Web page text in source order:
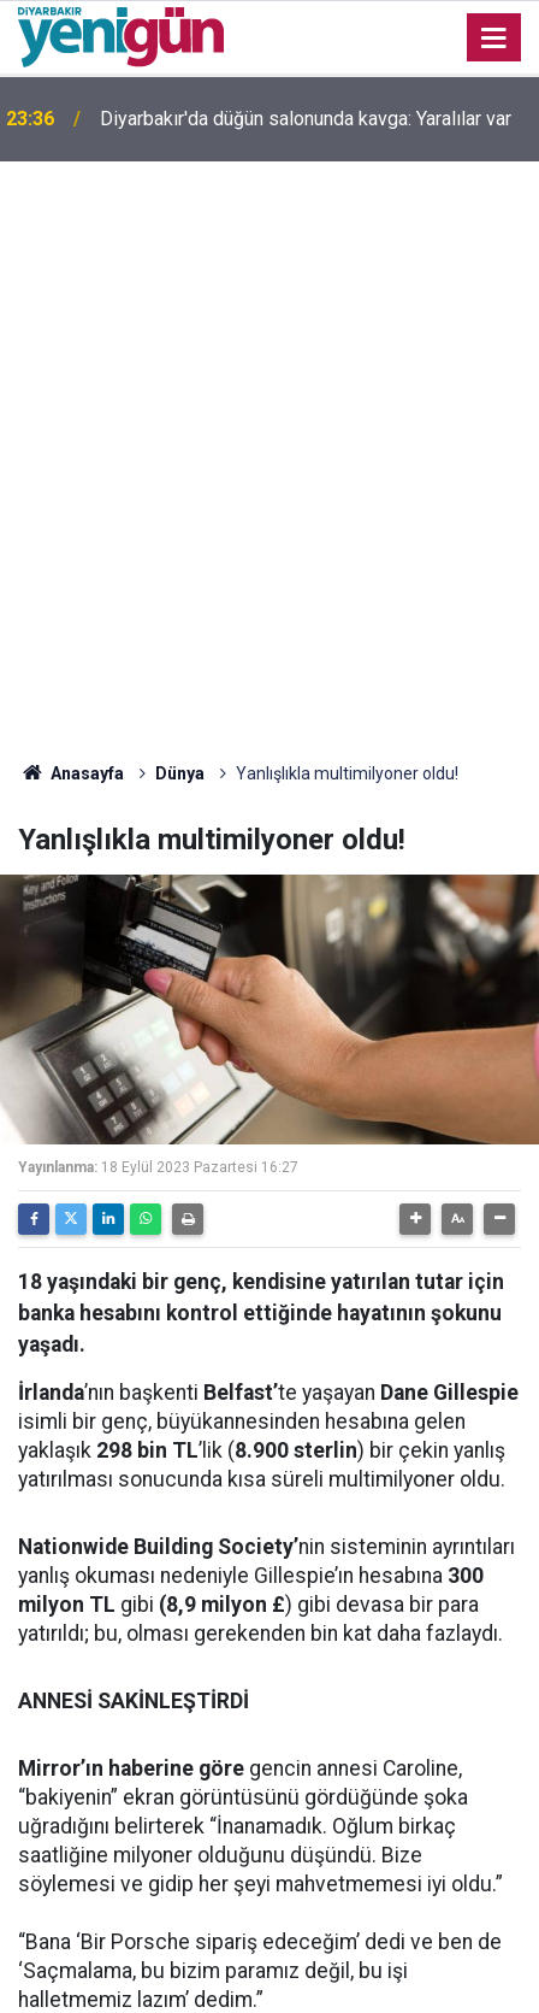
23:36 Diyarbakır'da düğün salonunda kavga: Yaralılar var
Anasayfa Dünya Yanlışlıkla multimilyoner oldu!
Yanlışlıkla multimilyoner oldu!
Yayınlanma: 18 Eylül 2023 Pazartesi 16:27
18 yaşındaki bir genç, kendisine yatırılan tutar için
banka hesabını kontrol ettiğinde hayatının şokunu
yaşadı.
İrlanda’nın başkenti Belfast’te yaşayan Dane Gillespie
isimli bir genç, büyükannesinden hesabına gelen
yaklaşık 298 bin TL’lik (8.900 sterlin) bir çekin yanlış
yatırılması sonucunda kısa süreli multimilyoner oldu.
Nationwide Building Society’nin sisteminin ayrıntıları
yanlış okuması nedeniyle Gillespie’ın hesabına 300
milyon TL gibi (8,9 milyon £) gibi devasa bir para
yatırıldı; bu, olması gerekenden bin kat daha fazlaydı.
ANNESİ SAKİNLEŞTİRDİ
Mirror’ın haberine göre gencin annesi Caroline,
“bakiyenin” ekran görüntüsünü gördüğünde şoka
uğradığını belirterek “İnanamadık. Oğlum birkaç
saatliğine milyoner olduğunu düşündü. Bize
söylemesi ve gidip her şeyi mahvetmemesi iyi oldu.”
“Bana ‘Bir Porsche sipariş edeceğim’ dedi ve ben de
‘Saçmalama, bu bizim paramız değil, bu işi
halletmemiz lazım’ dedim.”